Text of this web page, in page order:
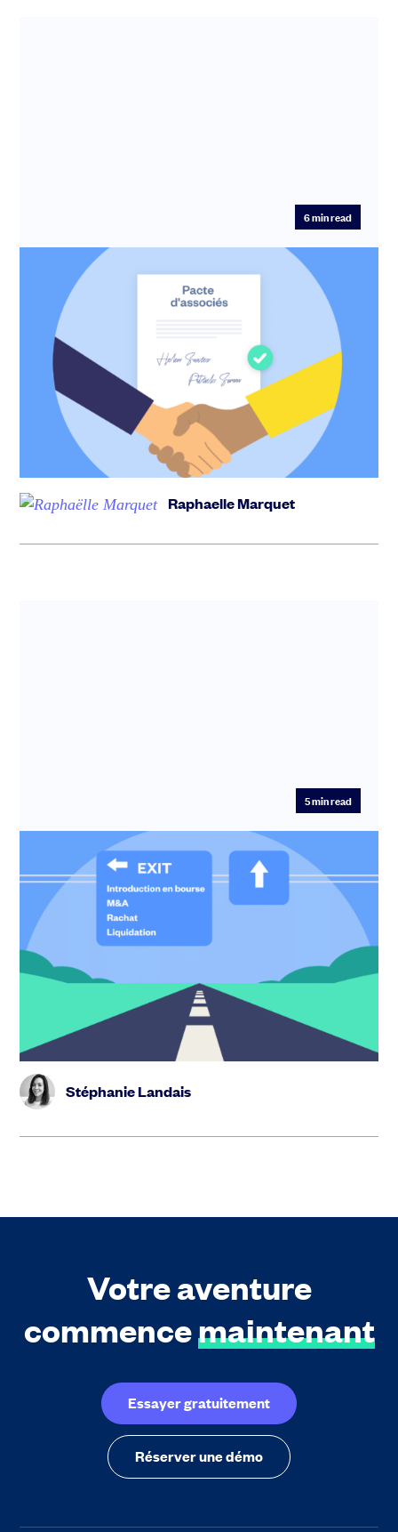
6min read
Comment s’associer avec un co-
fondateur : le guide pour bien démarrer
(et éviter les erreurs)
Créer une startup seul est possible. Mais dans la
majorité des cas, les startups qui réussissent sont
portées par plusie...
Raphaelle Marquet
5min read
Stratégie d’exit startup : quand,
comment et pourquoi préparer votre
sortie
Qu’est-ce qu’une « exit » (sortie) exactement ? Pour une
startup, une « exit » (ou sortie) correspond au moment
Stéphanie Landais
Votre aventure
commencemaintenant
Essayer gratuitement
Réserver une démo